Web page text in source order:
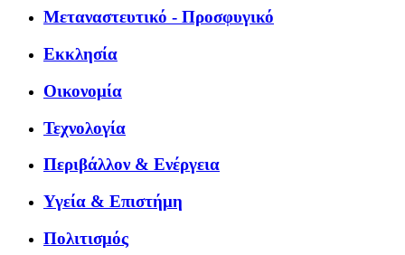
Μεταναστευτικό - Προσφυγικό
Εκκλησία
Οικονομία
Τεχνολογία
Περιβάλλον & Ενέργεια
Υγεία & Επιστήμη
Πολιτισμός